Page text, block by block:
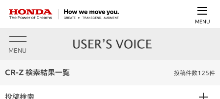
MENU
MENU
CR-Z 検索結果一覧 投稿件数125件
投稿検索